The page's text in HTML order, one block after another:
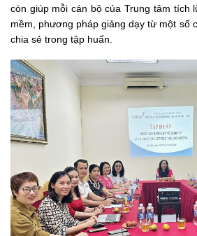
còn giúp mỗi cán bộ của Trung tâm tích
mềm, phương pháp giảng dạy từ một số
chia sẻ trong tập huấn.